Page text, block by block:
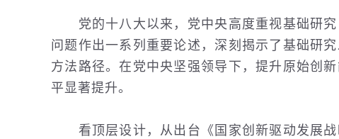
党的十八大以来，党中央高度重视基础研究
问题作出一系列重要论述，深刻揭示了基础研
方法路径。在党中央坚强领导下，提升原始创
平显著提升。
看顶层设计，从出台《国家创新驱动发展战